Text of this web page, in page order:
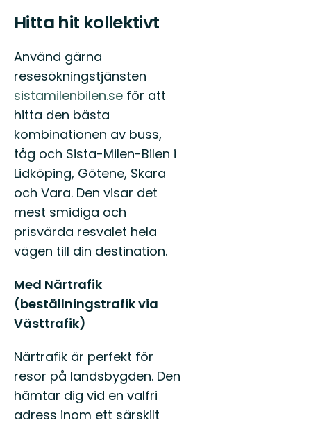
Hitta hit kollektivt
Använd gärna
resesökningstjänsten
sistamilenbilen.se för att
hitta den bästa
kombinationen av buss,
tåg och Sista-Milen-Bilen i
Lidköping, Götene, Skara
och Vara. Den visar det
mest smidiga och
prisvärda resvalet hela
vägen till din destination.
Med Närtrafik
(beställningstrafik via
Västtrafik)
Närtrafik är perfekt för
resor på landsbygden. Den
hämtar dig vid en valfri
adress inom ett särskilt